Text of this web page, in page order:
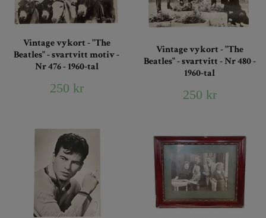
Vintage vykort - "The
Beatles" - svartvitt motiv -
Nr 476 - 1960-tal
250 kr
Vintage vykort - "The
Beatles" - svartvitt - Nr 480 -
1960-tal
250 kr